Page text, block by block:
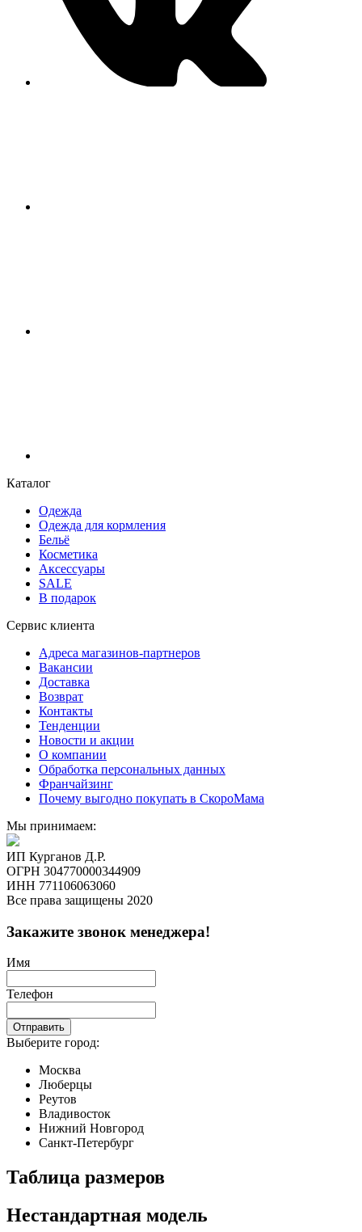
Каталог
Одежда
Одежда для кормления
Бельё
Косметика
Аксессуары
SALE
В подарок
Сервис клиента
Адреса магазинов-партнеров
Вакансии
Доставка
Возврат
Контакты
Тенденции
Новости и акции
О компании
Обработка персональных данных
Франчайзинг
Почему выгодно покупать в СкороМама
Мы принимаем:
ИП Курганов Д.Р.
ОГРН 304770000344909
ИНН 771106063060
Все права защищены 2020
Закажите звонок менеджера!
Имя
Телефон
Отправить
Выберите город:
Москва
Люберцы
Реутов
Владивосток
Нижний Новгород
Санкт-Петербург
Таблица размеров
Нестандартная модель